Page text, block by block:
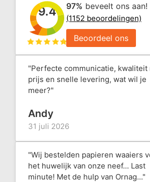
9.4 97% beveelt ons aan!
(1152 beoordelingen)
Beoordeel ons
"Perfecte communicatie, kwaliteit
prijs en snelle levering, wat wil je
meer?"
Andy
31 juli 2026
"Wij bestelden papieren waaiers
het huwelijk van onze neef... Last
minute! Met de hulp van Ornag..."